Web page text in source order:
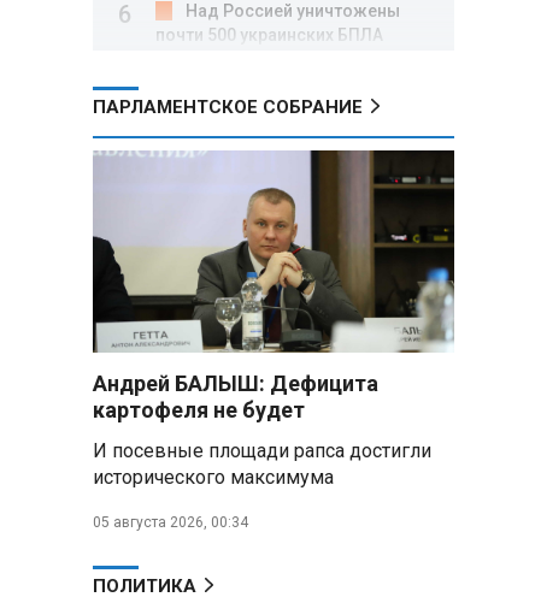
Над Россией уничтожены
почти 500 украинских БПЛА
заработали нормы,
направленные на стабилизацию
на топливном рынке, и новые
меры поддержки участников
Александр Лукашенко о
торговых сетях: Почему к
сельчанам вышли только
единицы?
Премьер Литвы призвал не
пугать людей угрозой со
Александр Лукашенко
изготовленный по стандартам
ПАРЛАМЕНТСКОЕ СОБРАНИЕ
Андрей БАЛЫШ: Дефицита
картофеля не будет
И посевные площади рапса достигли
исторического максимума
05 августа 2026, 00:34
ПОЛИТИКА